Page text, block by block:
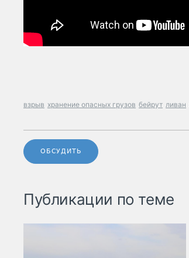
взрыв хранение опасных грузов бейрут ливан
ОБСУДИТЬ
Публикации по теме